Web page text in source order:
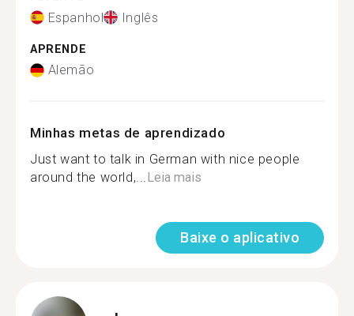
Espanhol Inglês
APRENDE
Alemão
Minhas metas de aprendizado
Just want to talk in German with nice people
around the world,...Leia mais
Baixe o aplicativo